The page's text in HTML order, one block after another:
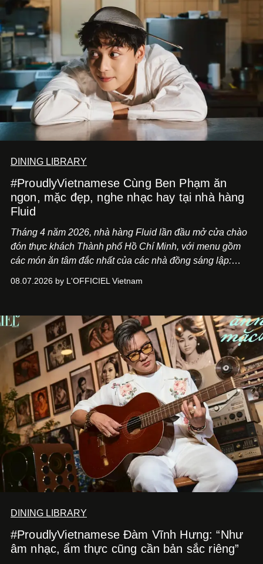
DINING LIBRARY
#ProudlyVietnamese Cùng Ben Phạm ăn
ngon, mặc đẹp, nghe nhạc hay tại nhà hàng
Fluid
Tháng 4 năm 2026, nhà hàng Fluid lần đầu mở cửa chào
đón thực khách Thành phố Hồ Chí Minh, với menu gồm
các món ăn tâm đắc nhất của các nhà đồng sáng lập:
mang đến niềm vui cho thực khách.
08.07.2026 by L'OFFICIEL Vietnam
DINING LIBRARY
#ProudlyVietnamese Đàm Vĩnh Hưng: “Như
âm nhạc, ẩm thực cũng cần bản sắc riêng”